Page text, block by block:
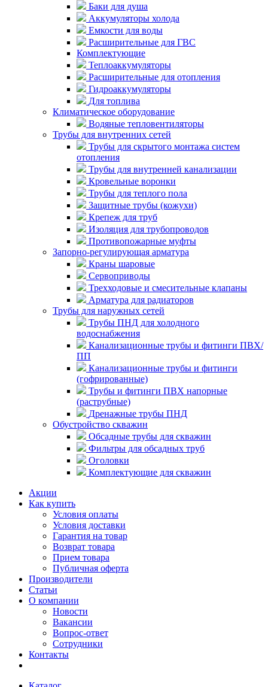
Баки для душа
Аккумуляторы холода
Емкости для воды
Расширительные для ГВС
Комплектующие
Теплоаккумуляторы
Расширительные для отопления
Гидроаккумуляторы
Для топлива
Климатическое оборудование
Водяные тепловентиляторы
Трубы для внутренних сетей
Трубы для скрытого монтажа систем
отопления
Трубы для внутренней канализации
Кровельные воронки
Трубы для теплого пола
Защитные трубы (кожухи)
Крепеж для труб
Изоляция для трубопроводов
Противопожарные муфты
Запорно-регулирующая арматура
Краны шаровые
Сервоприводы
Трехходовые и смесительные клапаны
Арматура для радиаторов
Трубы для наружных сетей
Трубы ПНД для холодного
водоснабжения
Канализационные трубы и фитинги ПВХ/
ПП
Канализационные трубы и фитинги
(гофрированные)
Трубы и фитинги ПВХ напорные
(раструбные)
Дренажные трубы ПНД
Обустройство скважин
Обсадные трубы для скважин
Фильтры для обсадных труб
Оголовки
Комплектующие для скважин
Акции
Как купить
Условия оплаты
Условия доставки
Гарантия на товар
Возврат товара
Прием товара
Публичная оферта
Производители
Статьи
О компании
Новости
Вакансии
Вопрос-ответ
Сотрудники
Контакты